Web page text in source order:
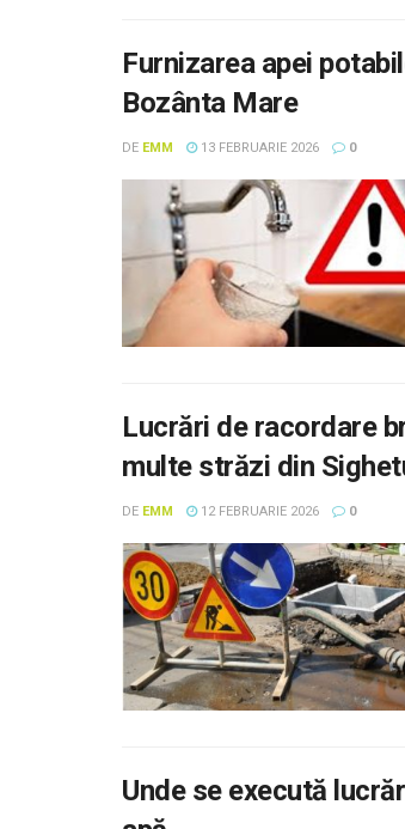
Furnizarea apei
Bozânta Mare
DE EMM 13 FEBRUARIE 2026 0
Lucrări de racordare
multe străzi din
DE EMM 12 FEBRUARIE 2026 0
Unde se execută